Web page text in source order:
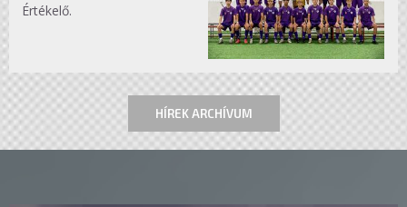
Értékelő.
HÍREK ARCHÍVUM